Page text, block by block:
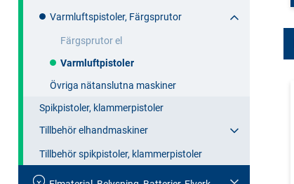
Varmluftspistoler, Färgsprutor
Färgsprutor el
Varmluftpistoler
Övriga nätanslutna maskiner
Spikpistoler, klammerpistoler
Tillbehör elhandmaskiner
Tillbehör spikpistoler, klammerpistoler